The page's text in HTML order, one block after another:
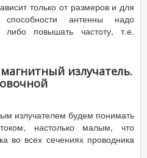
только от размеров и для
антенны надо
повышать частоту, т.е.
излучатель.
излучателем будем понимать
настолько малым, что
во всех сечениях проводника